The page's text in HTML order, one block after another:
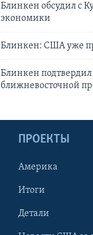
Блинкен обсудил с
экономики
Блинкен: США уже
Блинкен
ближневосточной
ПРОЕКТЫ
Америка
Итоги
Детали